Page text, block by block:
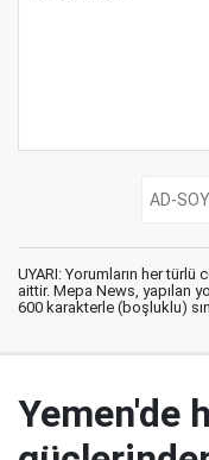
UYARI: Yorumların her
aittir. Mepa News, yapılan
600 karakterle (boşluklu)
Yemen'de